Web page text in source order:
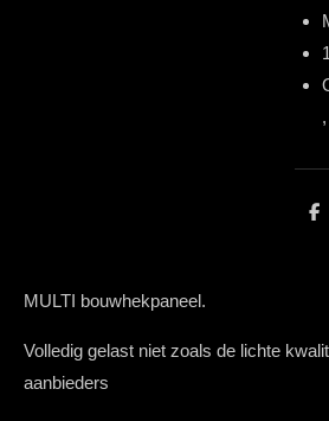
D
MULTI bouwhekpaneel.
Volledig gelast niet zoals de lichte
aanbieders